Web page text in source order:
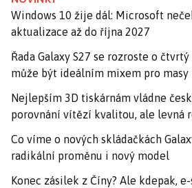
Windows 10 žije dál: Microsoft
aktualizace až do října 2027
Řada Galaxy S27 se rozroste o
může být ideálním mixem pro
Nejlepším 3D tiskárnám vládne
porovnání vítězí kvalitou, ale levná
Co víme o nových skládačkách
radikální proměnu i nový model
Konec zásilek z Číny? Ale kdepak,